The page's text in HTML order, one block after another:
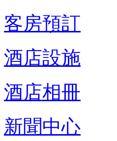
客房預訂
酒店設施
酒店相冊
新聞中心